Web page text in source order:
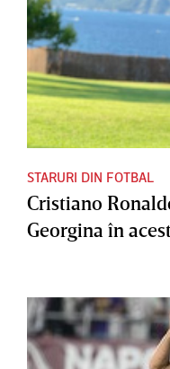
STARURI DIN FOTBAL
Cristiano
Georgina în